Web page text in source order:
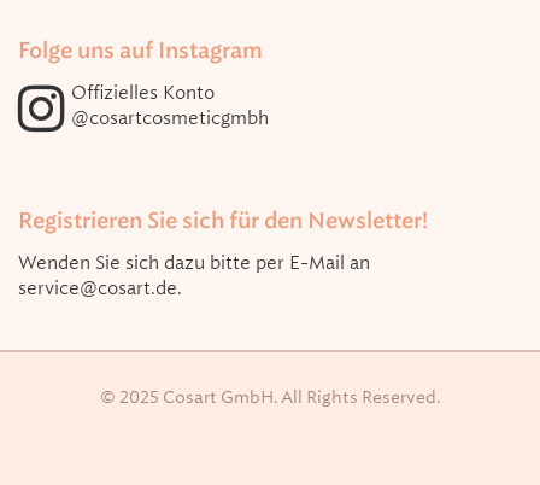
Folge uns auf Instagram
Offizielles Konto
@cosartcosmeticgmbh
Registrieren Sie sich für den Newsletter!
Wenden Sie sich dazu bitte per E-Mail an
service@cosart.de.
© 2025 Cosart GmbH. All Rights Reserved.